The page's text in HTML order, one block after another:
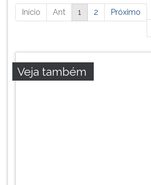
Está
página
resultados,
pressione
tab
Início Ant 1 2
Próximo
Veja também